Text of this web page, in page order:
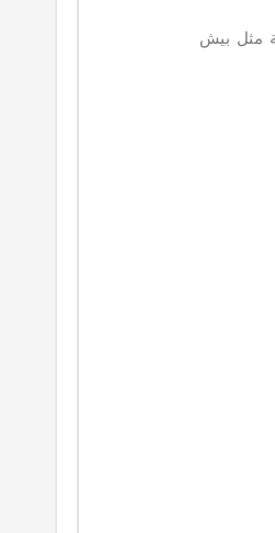
مثل بيش